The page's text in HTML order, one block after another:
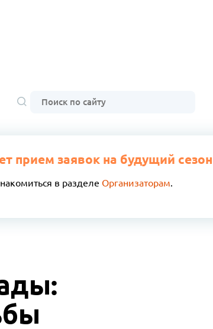
прием заявок на будущий сезон
в разделе Организаторам.